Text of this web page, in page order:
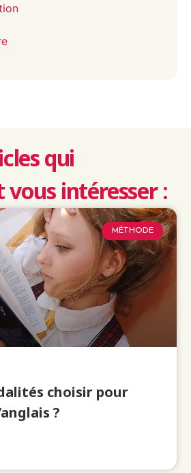
qui
intéresser :
MÉTHODE
choisir pour
?